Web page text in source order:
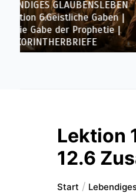
LEBENDIGES
|
Lektion
6.4 Die Gabe der
|
DIE
Lektion
12.6
Start